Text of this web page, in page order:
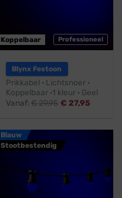
Professioneel
Koppelbaar
Blynx Festoon
Prikkabel · Lichtsnoer ·
Koppelbaar ·1 kleur · Geel
Vanaf:€29,95 € 27,95
Blauw
Stootbestendig